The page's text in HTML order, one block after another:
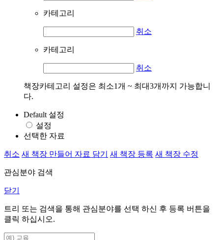
카테고리
취소
카테고리
취소
책장카테고리 설정은 최소1개 ~ 최대3개까지 가능합니
다.
Default 설정
설정
선택한 자료
취소 새 책장 만들어 자료 담기 새 책장 등록 새 책장 수정
관심분야 검색
닫기
트리 또는 검색을 통해 관심분야를 선택 하신 후 등록 버튼을
클릭 하십시오.